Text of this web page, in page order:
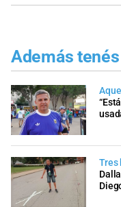
Además
Tres